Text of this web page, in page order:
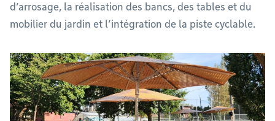
d’arrosage, la réalisation des bancs, des tables et du
mobilier du jardin et l’intégration de la piste cyclable.